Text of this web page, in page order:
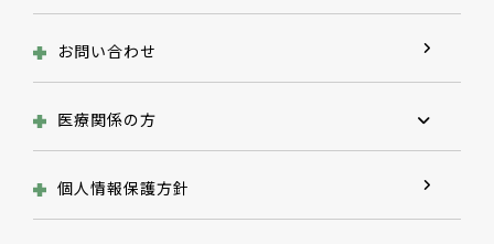
お問い合わせ
医療関係の方
個人情報保護方針